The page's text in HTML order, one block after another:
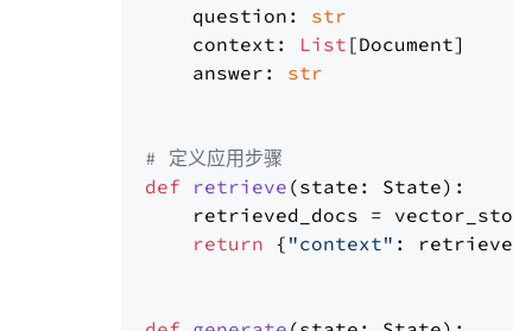
    question:
str
    context:
List [Document]
    answer:
str
# 定义应用步骤
def
retrieve (state: State):
retrieved_docs =
return { "context" :